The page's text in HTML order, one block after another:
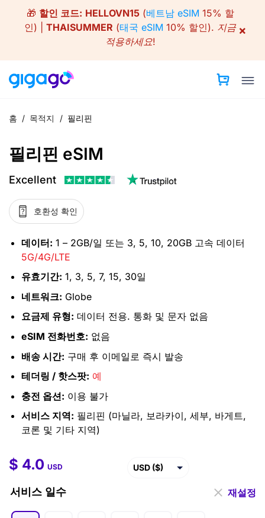
content
🎁 할인 코드: HELLOVN15(베트남 eSIM 15% 할
인) | THAISUMMER (태국 eSIM 10% 할인). 지금
적용하세요!
×
홈 / 목적지 / 필리핀
필리핀 eSIM
Excellent
호환성 확인
데이터: 1 – 2GB/일 또는 3, 5, 10, 20GB 고속 데이터
5G/4G/LTE
유효기간: 1, 3, 5, 7, 15, 30일
네트워크: Globe
요금제 유형: 데이터 전용. 통화 및 문자 없음
eSIM 전화번호: 없음
배송 시간: 구매 후 이메일로 즉시 발송
테더링 / 핫스팟: 예
충전 옵션: 이용 불가
서비스 지역: 필리핀 (마닐라, 보라카이, 세부, 바게트,
코론 및 기타 지역)
$ 4.0 –$ USD ($)
서비스 일수 재설정
$ 4.0 USD